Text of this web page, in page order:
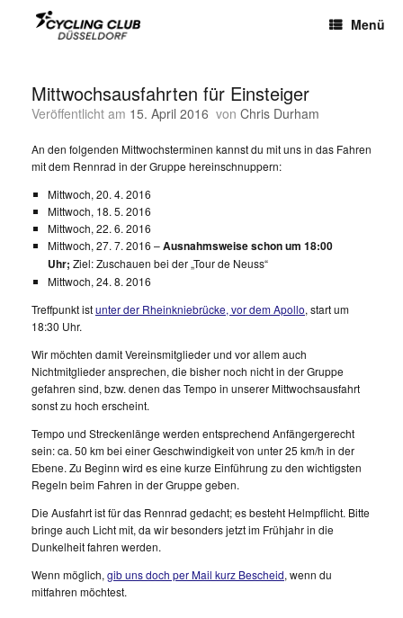
Menü
Mittwochsausfahrten für Einsteiger
Veröffentlicht am 15. April 2016 von Chris Durham
An den folgenden Mittwochsterminen kannst du mit uns in das Fahren
mit dem Rennrad in der Gruppe hereinschnuppern:
Mittwoch, 20. 4. 2016
Mittwoch, 18. 5. 2016
Mittwoch, 22. 6. 2016
Mittwoch, 27. 7. 2016 –Ausnahmsweise schon um 18:00
Uhr; Ziel: Zuschauen bei der „Tour de Neuss“
Mittwoch, 24. 8. 2016
Treffpunkt istunter der Rheinkniebrücke, vor dem Apollo, start um
18:30 Uhr.
Wir möchten damit Vereinsmitglieder und vor allem auch
Nichtmitglieder ansprechen, die bisher noch nicht in der Gruppe
gefahren sind, bzw. denen das Tempo in unserer Mittwochsausfahrt
sonst zu hoch erscheint.
Tempo und Streckenlänge werden entsprechend Anfängergerecht
sein:ca. 50 km bei einer Geschwindigkeit von unter 25 km/h in der
Ebene. Zu Beginn wird es eine kurze Einführung zu den wichtigsten
Regeln beim Fahren in der Gruppe geben.
Die Ausfahrt ist für das Rennrad gedacht; es besteht Helmpflicht. Bitte
bringe auch Licht mit, da wir besonders jetzt im Frühjahr in die
Dunkelheit fahren werden.
Wenn möglich, gib uns doch per Mail kurz Bescheid, wenn du
mitfahren möchtest.